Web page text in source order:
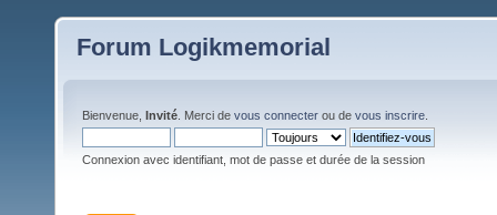
Forum Logikmemorial
Bienvenue, Invité . Merci de vous connecter ou de vous inscrire
Connexion avec identifiant, mot de passe et durée de la session